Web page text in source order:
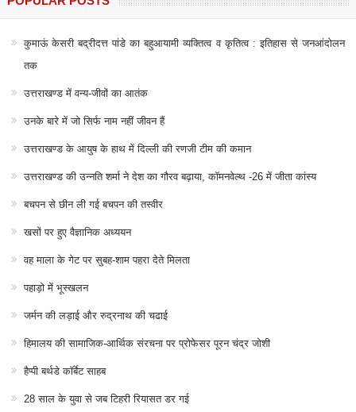
कुमाऊं केसरी बद्रीदत्त पांडे का बहुआयामी व्यक्तित्व व कृतित्व : इतिहास से जनआंदोलन
तक
उत्तराखण्ड में वन्य-जीवों का आतंक
उनके बारे में जो सिर्फ नाम नहीं जीवन हैं
उत्तराखण्ड के आयुष के हाथ में दिल्ली की रणजी टीम की कमान
उत्तराखण्ड की उन्नति शर्मा ने देश का गौरव बढ़ाया, कॉमनवेल्थ -26 में जीता कांस्य
बचपन से छीन ली गई बचपन की तस्वीर
खसों पर हुए वैज्ञानिक अध्ययन
वह माला के गेट पर सुबह-शाम पहरा देते मिलता
पहाड़ो में भूस्खलन
जर्मन की लड़ाई और रुद्रनाथ की चढाई
हिमालय की सामाजिक-आर्थिक संरचना पर प्रोफेसर पूरन चंद्र जोशी
हैप्पी बर्थडे कॉर्बेट साहब
28 साल के युवा से जब टिहरी रियासत डर गई